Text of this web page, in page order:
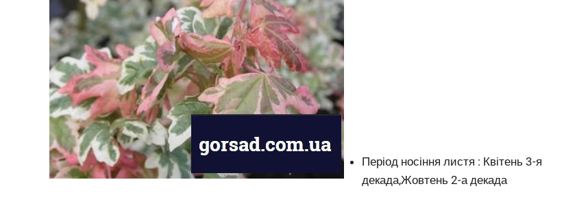
Період носіння листя : Квітень 3-я
декада,Жовтень 2-а декада